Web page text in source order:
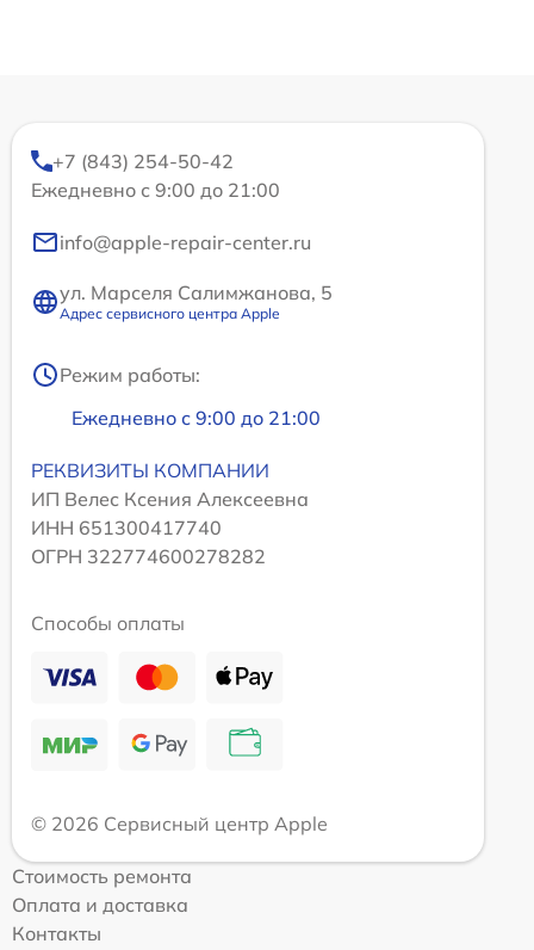
+7 (843) 254-50-42
Ежедневно с 9:00 до 21:00
info@apple-repair-center.ru
ул. Марселя Салимжанова, 5
Адрес сервисного центра Apple
Режим работы:
Ежедневно с 9:00 до 21:00
РЕКВИЗИТЫ КОМПАНИИ
ИП Велес Ксения Алексеевна
ИНН 651300417740
ОГРН 322774600278282
Способы оплаты
© 2026 Сервисный центр Apple
Стоимость ремонта
Оплата и доставка
Контакты